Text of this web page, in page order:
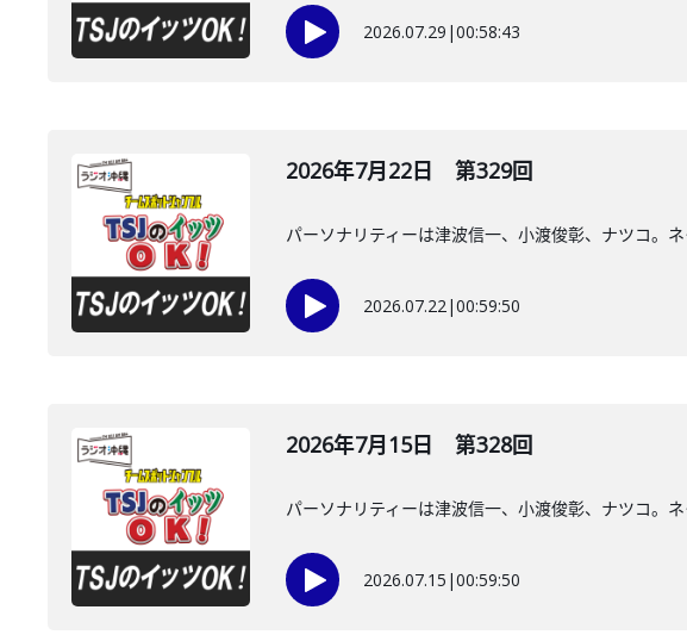
2026.07.29 |00:58:43
2026年7月22日 第329回
パーソナリティーは津波信一、小渡俊彰、ナツコ。
2026.07.22|00:59:50
2026年7月15日 第328回
パーソナリティーは津波信一、小渡俊彰、ナツコ。
2026.07.15 |00:59:50